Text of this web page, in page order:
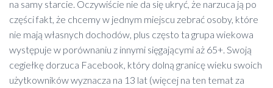
na samy starcie. Oczywiście nie da się ukryć, że narzuca ją po
części fakt, że chcemy w jednym miejscu zebrać osoby, które
nie mają własnych dochodów, plus często ta grupa wiekowa
występuje w porównaniu z innymi sięgającymi aż 65+. Swoją
cegiełkę dorzuca Facebook, który dolną granicę wieku swoich
użytkowników wyznacza na 13 lat (więcej na ten temat za